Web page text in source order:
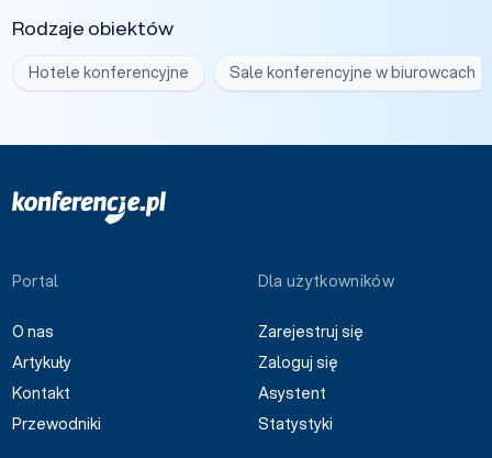
Rodzaje obiektów
Hotele konferencyjne Sale konferencyjne w biurowcach
Portal
O nas
Artykuły
Kontakt
Przewodniki
Dla użytkowników
Zarejestruj się
Zaloguj się
Asystent
Statystyki